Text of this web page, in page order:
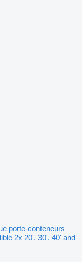
porte-conteneurs
2x 20', 30', 40' and